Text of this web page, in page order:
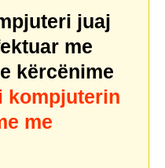
juaj
me
kërcënime
kompjuterin
me